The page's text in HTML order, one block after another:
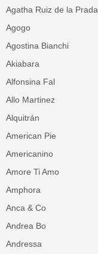
Agatha Ruiz de la Prada
Agogo
Agostina Bianchi
Akiabara
Alfonsina Fal
Allo Martinez
Alquitrán
American Pie
Americanino
Amore Ti Amo
Amphora
Anca & Co
Andrea Bo
Andressa